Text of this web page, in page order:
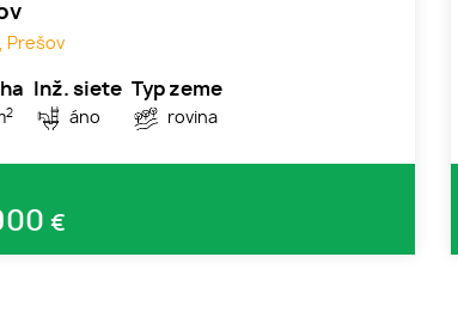
Prešov
2
Inž. siete
áno
Typ zeme
rovina
€